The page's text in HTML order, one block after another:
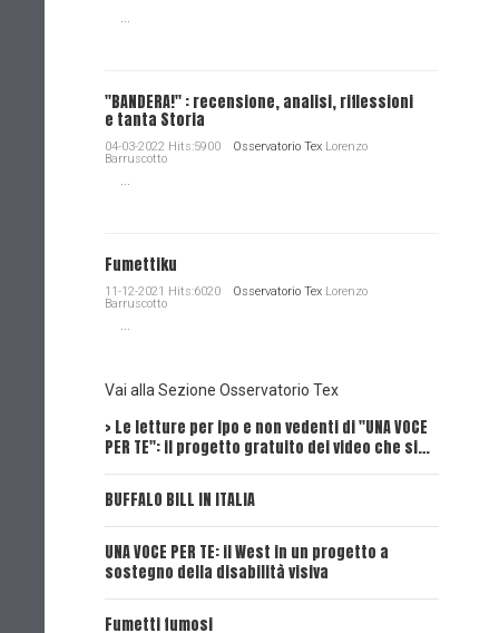
"BANDERA!" : recensione, analisi, riflessioni
e tanta Storia
04-03-2022 Hits:5900 Osservatorio Tex Lorenzo
Barruscotto
Fumettiku
11-12-2021 Hits:6020 Osservatorio Tex Lorenzo
Barruscotto
Vai alla Sezione Osservatorio Tex
> Le letture per ipo e non vedenti di "UNA VOCE
PER TE": il progetto gratuito dei video che si…
BUFFALO BILL IN ITALIA
UNA VOCE PER TE: il West in un progetto a
sostegno della disabilità visiva
Fumetti fumosi